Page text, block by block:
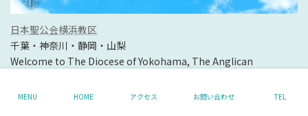
日本聖公会横浜教区
千葉・神奈川・静岡・山梨
Welcome to The Diocese of Yokohama, The Anglican
MENU HOME アクセス お問い合わせ TEL